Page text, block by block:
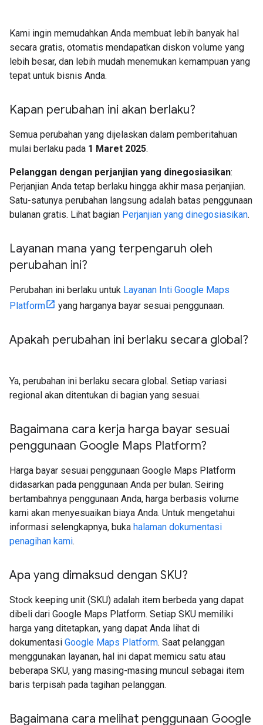
Kami ingin memudahkan Anda membuat lebih banyak hal
secara gratis, otomatis mendapatkan diskon volume yang
lebih besar, dan lebih mudah menemukan kemampuan yang
tepat untuk bisnis Anda.
Kapan perubahan ini akan berlaku?
Semua perubahan yang dijelaskan dalam pemberitahuan
mulai berlaku pada 1 Maret 2025.
Pelanggan dengan perjanjian yang dinegosiasikan:
Perjanjian Anda tetap berlaku hingga akhir masa perjanjian.
Satu-satunya perubahan langsung adalah batas penggunaan
bulanan gratis. Lihat bagian Perjanjian yang dinegosiasikan.
Layanan mana yang terpengaruh oleh
perubahan ini?
Perubahan ini berlaku untuk Layanan Inti Google Maps
Platform
yang harganya bayar sesuai penggunaan.
Apakah perubahan ini berlaku secara global?
Ya, perubahan ini berlaku secara global. Setiap variasi
regional akan ditentukan di bagian yang sesuai.
Bagaimana cara kerja harga bayar sesuai
penggunaan Google Maps Platform?
Harga bayar sesuai penggunaan Google Maps Platform
didasarkan pada penggunaan Anda per bulan. Seiring
bertambahnya penggunaan Anda, harga berbasis volume
kami akan menyesuaikan biaya Anda. Untuk mengetahui
informasi selengkapnya, buka halaman dokumentasi
penagihan kami.
Apa yang dimaksud dengan SKU?
Stock keeping unit (SKU) adalah item berbeda yang dapat
dibeli dari Google Maps Platform. Setiap SKU memiliki
harga yang ditetapkan, yang dapat Anda lihat di
dokumentasi Google Maps Platform. Saat pelanggan
menggunakan layanan, hal ini dapat memicu satu atau
beberapa SKU, yang masing-masing muncul sebagai item
baris terpisah pada tagihan pelanggan.
Bagaimana cara melihat penggunaan Google